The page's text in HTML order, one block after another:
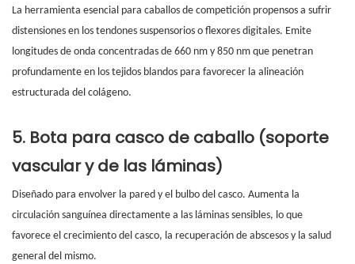
La herramienta esencial para caballos de competición propensos a sufrir
distensiones en los tendones suspensorios o flexores digitales. Emite
longitudes de onda concentradas de 660 nm y 850 nm que penetran
profundamente en los tejidos blandos para favorecer la alineación
estructurada del colágeno.
5. Bota para casco de caballo (soporte
vascular y de las láminas)
Diseñado para envolver la pared y el bulbo del casco. Aumenta la
circulación sanguínea directamente a las láminas sensibles, lo que
favorece el crecimiento del casco, la recuperación de abscesos y la salud
general del mismo.